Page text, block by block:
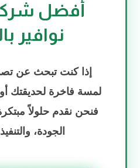
أفضل
نوافير
إذا كنت تبحث عن
لمسة فاخرة لحديقتك أو
فنحن نقدم حلولاً
الجودة،